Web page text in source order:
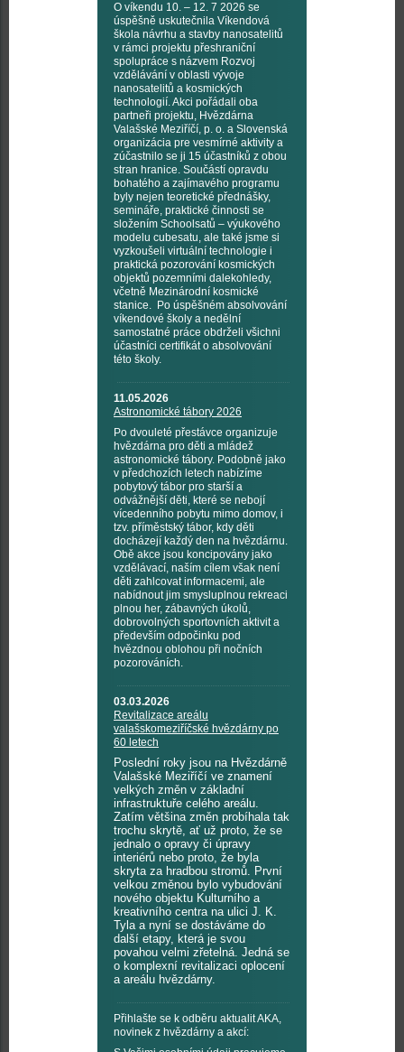
O víkendu 10. – 12. 7 2026 se
úspěšně uskutečnila Víkendová
škola návrhu a stavby nanosatelitů
v rámci projektu přeshraniční
spolupráce s názvem Rozvoj
vzdělávání v oblasti vývoje
nanosatelitů a kosmických
technologií. Akci pořádali oba
partneři projektu, Hvězdárna
Valašské Meziříčí, p. o. a Slovenská
organizácia pre vesmírné aktivity a
zúčastnilo se ji 15 účastníků z obou
stran hranice. Součástí opravdu
bohatého a zajímavého programu
byly nejen teoretické přednášky,
semináře, praktické činnosti se
složením Schoolsatů – výukového
modelu cubesatu, ale také jsme si
vyzkoušeli virtuální technologie i
praktická pozorování kosmických
objektů pozemními dalekohledy,
včetně Mezinárodní kosmické
stanice. Po úspěšném absolvování
víkendové školy a nedělní
samostatné práce obdrželi všichni
účastníci certifikát o absolvování
této školy.
11.05.2026
Astronomické tábory 2026
Po dvouleté přestávce organizuje
hvězdárna pro děti a mládež
astronomické tábory. Podobně jako
v předchozích letech nabízíme
pobytový tábor pro starší a
odvážnější děti, které se nebojí
vícedenního pobytu mimo domov, i
tzv. příměstský tábor, kdy děti
docházejí každý den na hvězdárnu.
Obě akce jsou koncipovány jako
vzdělávací, naším cílem však není
děti zahlcovat informacemi, ale
nabídnout jim smysluplnou rekreaci
plnou her, zábavných úkolů,
dobrovolných sportovních aktivit a
především odpočinku pod
hvězdnou oblohou při nočních
pozorováních.
03.03.2026
Revitalizace areálu
valašskomeziříčské hvězdárny po
60 letech
Poslední roky jsou na Hvězdárně
Valašské Meziříčí ve znamení
velkých změn v základní
infrastruktuře celého areálu.
Zatím většina změn probíhala tak
trochu skrytě, ať už proto, že se
jednalo o opravy či úpravy
interiérů nebo proto, že byla
skryta za hradbou stromů. První
velkou změnou bylo vybudování
nového objektu Kulturního a
kreativního centra na ulici J. K.
Tyla a nyní se dostáváme do
další etapy, která je svou
povahou velmi zřetelná. Jedná se
o komplexní revitalizaci oplocení
a areálu hvězdárny.
Přihlašte se k odběru aktualit AKA,
novinek z hvězdárny a akcí: